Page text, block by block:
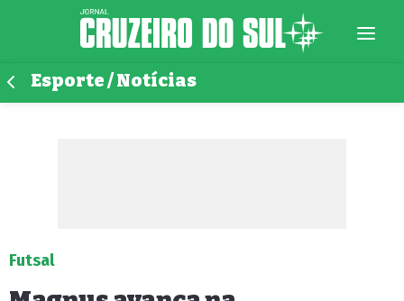
Esporte / Notícias
Futsal